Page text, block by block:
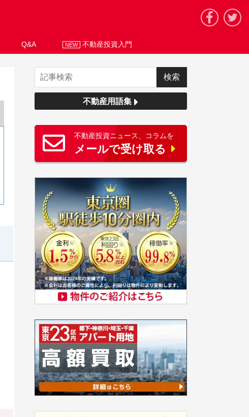
Q&A NEW 不動産投資入門
不動産用語集
不動産投資ニュース、コラムを
メールで受け取る